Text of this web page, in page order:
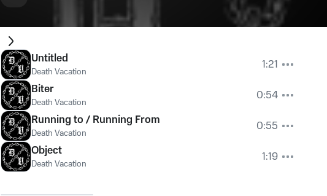
Untitled
Death Vacation
1:21
Biter
Death Vacation
0:54
Running to / Running From
Death Vacation
0:55
Object
Death Vacation 1:19